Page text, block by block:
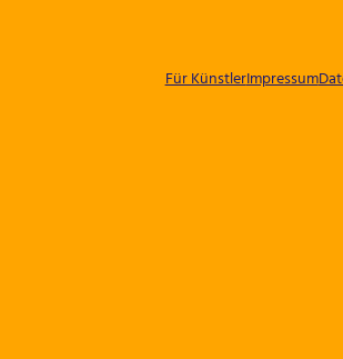
Für KünstlerImpressum